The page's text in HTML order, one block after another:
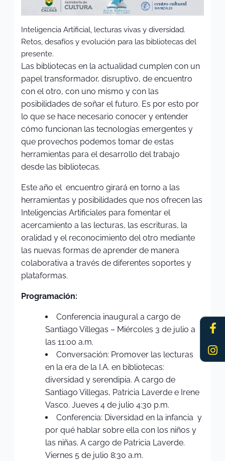
f
Inteligencia Artificial, lecturas vivas y diversidad.
Retos, desafíos y evolución para las bibliotecas del
presente.
Las bibliotecas en la actualidad cumplen con un
papel transformador, disruptivo, de encuentro
con el otro, con uno mismo y con las
posibilidades de soñar el futuro. Es por esto por
lo que se hace necesario conocer y entender
cómo funcionan las tecnologías emergentes y
que provechos podemos tomar de estas
herramientas para el desarrollo del trabajo
desde las bibliotecas.
Este año el encuentro girará en torno a las
herramientas y posibilidades que nos ofrecen las
Inteligencias Artificiales para fomentar el
acercamiento a las lecturas, las escrituras, la
oralidad y el reconocimiento del otro mediante
las nuevas formas de aprender de manera
colaborativa a través de diferentes soportes y
plataformas.
Programación:
Conferencia inaugural a cargo de
Santiago Villegas – Miércoles 3 de julio a
las 11:00 a.m.
Conversación: Promover las lecturas
en la era de la I.A. en bibliotecas:
diversidad y serendipia. A cargo de
Santiago Villegas, Patricia Laverde e Irene
Vasco. Jueves 4 de julio 4:30 p.m.
Conferencia: Diversidad en la infancia y
por qué hablar sobre ella con los niños y
las niñas. A cargo de Patricia Laverde.
Viernes 5 de julio 8:30 a.m.